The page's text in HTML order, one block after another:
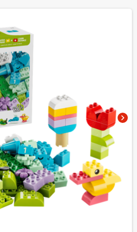
chevron_right